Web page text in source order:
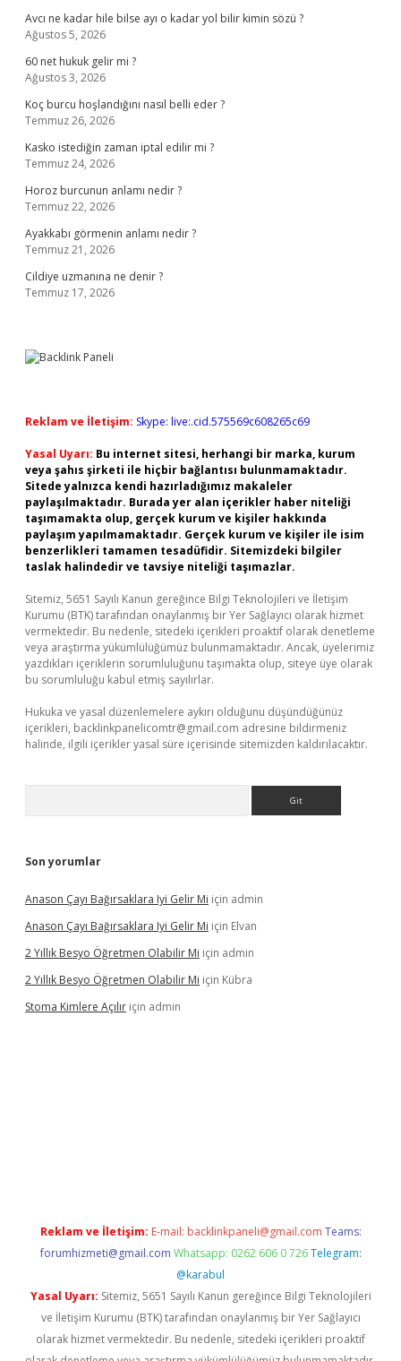
Avcı ne kadar hile bilse ayı o kadar yol bilir kimin sözü ?
Ağustos 5, 2026
60 net hukuk gelir mi ?
Ağustos 3, 2026
Koç burcu hoşlandığını nasıl belli eder ?
Temmuz 26, 2026
Kasko istediğin zaman iptal edilir mi ?
Temmuz 24, 2026
Horoz burcunun anlamı nedir ?
Temmuz 22, 2026
Ayakkabı görmenin anlamı nedir ?
Temmuz 21, 2026
Cildiye uzmanına ne denir ?
Temmuz 17, 2026
Reklam ve İletişim: Skype: live:.cid.575569c608265c69
Yasal Uyarı: Bu internet sitesi, herhangi bir marka, kurum
veya şahıs şirketi ile hiçbir bağlantısı bulunmamaktadır.
Sitede yalnızca kendi hazırladığımız makaleler
paylaşılmaktadır. Burada yer alan içerikler haber niteliği
taşımamakta olup, gerçek kurum ve kişiler hakkında
paylaşım yapılmamaktadır. Gerçek kurum ve kişiler ile isim
benzerlikleri tamamen tesadüfidir. Sitemizdeki bilgiler
taslak halindedir ve tavsiye niteliği taşımazlar.
Sitemiz, 5651 Sayılı Kanun gereğince Bilgi Teknolojileri ve İletişim
Kurumu (BTK) tarafından onaylanmış bir Yer Sağlayıcı olarak hizmet
vermektedir. Bu nedenle, sitedeki içerikleri proaktif olarak denetleme
veya araştırma yükümlülüğümüz bulunmamaktadır. Ancak, üyelerimiz
yazdıkları içeriklerin sorumluluğunu taşımakta olup, siteye üye olarak
bu sorumluluğu kabul etmiş sayılırlar.
Hukuka ve yasal düzenlemelere aykırı olduğunu düşündüğünüz
içerikleri, backlinkpanelicomtr@gmail.com adresine bildirmeniz
halinde, ilgili içerikler yasal süre içerisinde sitemizden kaldırılacaktır.
Son yorumlar
Anason Çayı Bağırsaklara Iyi Gelir Mi için admin
Anason Çayı Bağırsaklara Iyi Gelir Mi için Elvan
2 Yıllık Besyo Öğretmen Olabilir Mi için admin
2 Yıllık Besyo Öğretmen Olabilir Mi için Kübra
Stoma Kimlere Açılır için admin
Reklam ve İletişim: E-mail: backlinkpaneli@gmail.com Teams:
forumhizmeti@gmail.com Whatsapp: 0262 606 0 726 Telegram:
@karabul
Yasal Uyarı: Sitemiz, 5651 Sayılı Kanun gereğince Bilgi Teknolojileri
ve İletişim Kurumu (BTK) tarafından onaylanmış bir Yer Sağlayıcı
olarak hizmet vermektedir. Bu nedenle, sitedeki içerikleri proaktif